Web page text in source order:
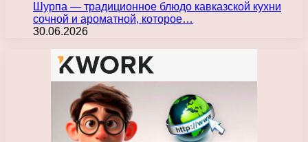
Шурпа — традиционное блюдо кавказской кухни
сочной и ароматной, которое…
30.06.2026